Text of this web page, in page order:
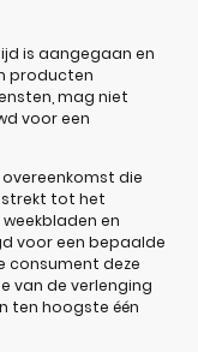
is aangegaan en
producten
mag niet
voor een
die
tot het
en
voor een bepaalde
consument deze
van de verlenging
ten hoogste één